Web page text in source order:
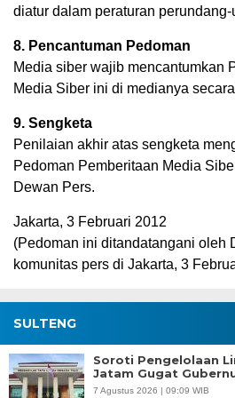
diatur dalam peraturan
8. Pencantuman Pedoman
Media siber wajib mencantumkan
Media Siber ini di medianya
9. Sengketa
Penilaian akhir atas sengketa
Pedoman Pemberitaan Media
Dewan Pers.
Jakarta, 3 Februari 2012
(Pedoman ini ditandatangani oleh
komunitas pers di Jakarta, 3
SULTENG
Soroti Pengelolaan
Jatam Gugat
7 Agustus 2026 | 09:09 WIB